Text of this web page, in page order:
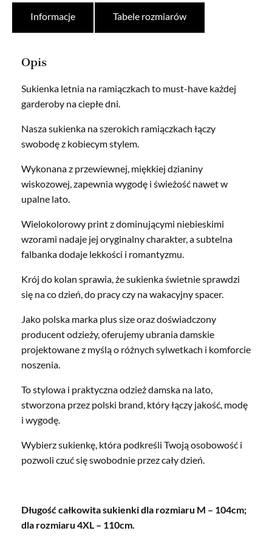
Informacje Tabele rozmiarów
Opis
Sukienka letnia na ramiączkach to must-have każdej
garderoby na ciepłe dni.
Nasza sukienka na szerokich ramiączkach łączy
swobodę z kobiecym stylem.
Wykonana z przewiewnej, miękkiej dzianiny
wiskozowej, zapewnia wygodę i świeżość nawet w
upalne lato.
Wielokolorowy print z dominującymi niebieskimi
wzorami nadaje jej oryginalny charakter, a subtelna
falbanka dodaje lekkości i romantyzmu.
Krój do kolan sprawia, że sukienka świetnie sprawdzi
się na co dzień, do pracy czy na wakacyjny spacer.
Jako polska marka plus size oraz doświadczony
producent odzieży, oferujemy ubrania damskie
projektowane z myślą o różnych sylwetkach i komforcie
noszenia.
To stylowa i praktyczna odzież damska na lato,
stworzona przez polski brand, który łączy jakość, modę
i wygodę.
Wybierz sukienkę, która podkreśli Twoją osobowość i
pozwoli czuć się swobodnie przez cały dzień.
Długość całkowita sukienki dla rozmiaru M – 104cm;
dla rozmiaru 4XL – 110cm.